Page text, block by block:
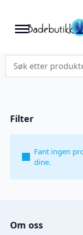
Filter
Fant ingen
dine.
Om oss